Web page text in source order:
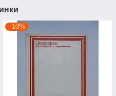
–10%